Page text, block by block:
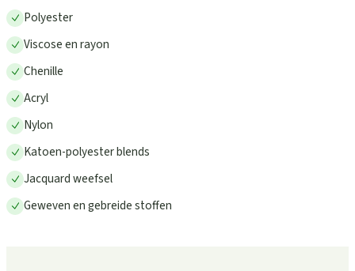
Polyester
Viscose en rayon
Chenille
Acryl
Nylon
Katoen-polyester blends
Jacquard weefsel
Geweven en gebreide stoffen